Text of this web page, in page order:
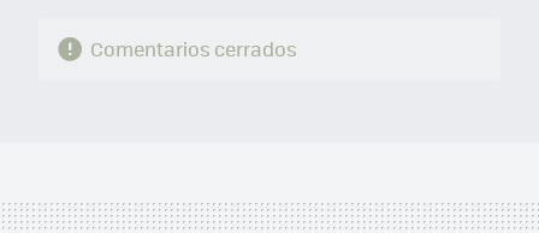
Comentarios cerrados